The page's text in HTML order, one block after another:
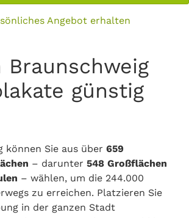
Angebot erhalten
günstig
können Sie aus über 659
– darunter 548 Großflächen
– wählen, um die 244.000
zu erreichen. Platzieren Sie
in der ganzen Stadt